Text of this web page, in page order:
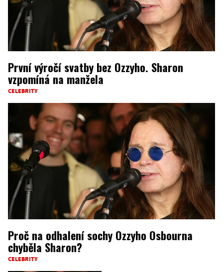
První výročí svatby bez Ozzyho. Sharon
vzpomíná na manžela
CELEBRITY
Proč na odhalení sochy Ozzyho Osbourna
chyběla Sharon?
CELEBRITY